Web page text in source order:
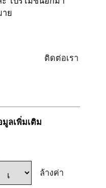
าย
ติดต่อเรา
มูลเพิ่มเติม
ล้างค่า